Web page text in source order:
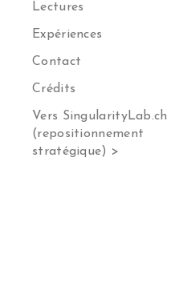
Lectures
Expériences
Contact
Crédits
Vers SingularityLab.ch
(repositionnement
stratégique) >